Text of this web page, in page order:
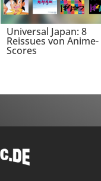
Universal Japan: 8
Reissues von Anime-
Scores